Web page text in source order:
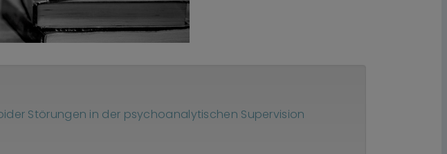
Störungen in der psychoanaly­tischen Supervision